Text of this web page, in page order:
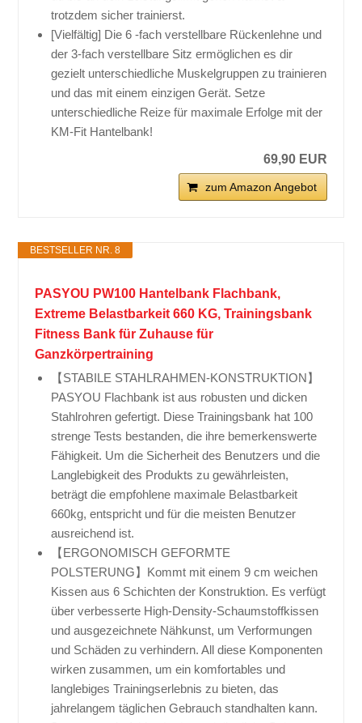
trotzdem sicher trainierst.
[Vielfältig] Die 6 -fach verstellbare Rückenlehne und
der 3-fach verstellbare Sitz ermöglichen es dir
gezielt unterschiedliche Muskelgruppen zu trainieren
und das mit einem einzigen Gerät. Setze
unterschiedliche Reize für maximale Erfolge mit der
KM-Fit Hantelbank!
69,90 EUR
zum Amazon Angebot
BESTSELLER NR. 8
PASYOU PW100 Hantelbank Flachbank,
Extreme Belastbarkeit 660 KG, Trainingsbank
Fitness Bank für Zuhause für
Ganzkörpertraining
【STABILE STAHLRAHMEN-KONSTRUKTION】
PASYOU Flachbank ist aus robusten und dicken
Stahlrohren gefertigt. Diese Trainingsbank hat 100
strenge Tests bestanden, die ihre bemerkenswerte
Fähigkeit. Um die Sicherheit des Benutzers und die
Langlebigkeit des Produkts zu gewährleisten,
beträgt die empfohlene maximale Belastbarkeit
660kg, entspricht und für die meisten Benutzer
ausreichend ist.
【ERGONOMISCH GEFORMTE
POLSTERUNG】Kommt mit einem 9 cm weichen
Kissen aus 6 Schichten der Konstruktion. Es verfügt
über verbesserte High-Density-Schaumstoffkissen
und ausgezeichnete Nähkunst, um Verformungen
und Schäden zu verhindern. All diese Komponenten
wirken zusammen, um ein komfortables und
langlebiges Trainingserlebnis zu bieten, das
jahrelangem täglichen Gebrauch standhalten kann.